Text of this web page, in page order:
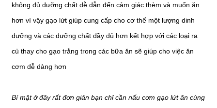
không đủ dưỡng chất dễ dẫn đến cảm giác thèm và muốn ăn
hơn vì vậy gạo lứt giúp cung cấp cho cơ thể một lượng dinh
dưỡng và các dưỡng chất đầy đủ hơn kết hợp với các loại ra
củ thay cho gạo trắng trong các bữa ăn sẽ giúp cho việc ăn
cơm dễ dàng hơn
Bí mật ở đây rất đơn giản bạn chỉ cần nấu cơm gạo lứt ăn cùng